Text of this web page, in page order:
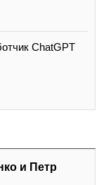
ChatGPT
и Петр